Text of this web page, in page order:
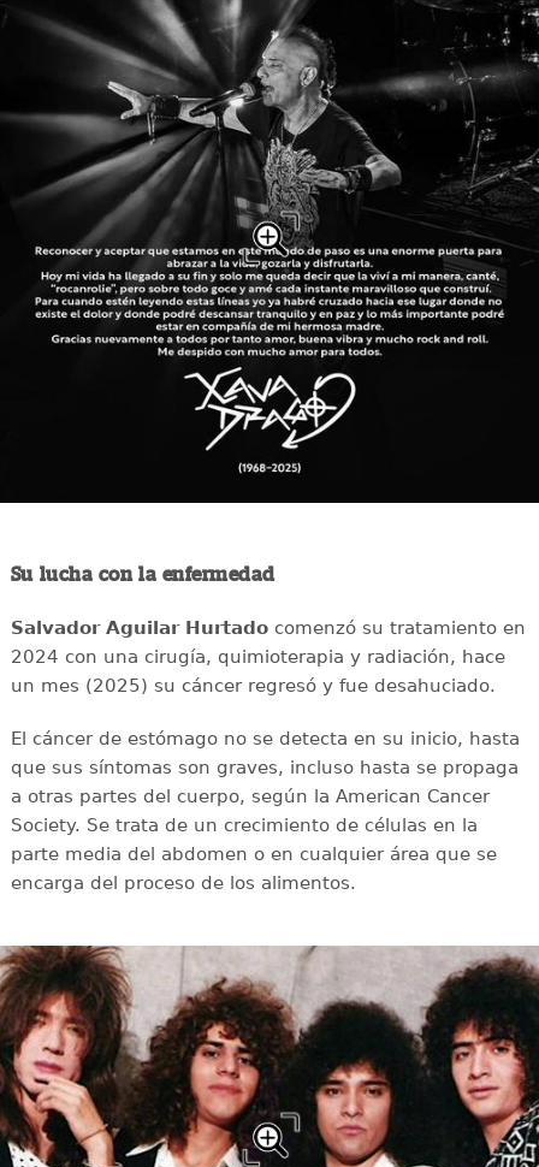
Su lucha con la enfermedad
Salvador Aguilar Hurtadocomenzó su tratamiento en
2024 con una cirugía, quimioterapia y radiación, hace
un mes (2025) su cáncer regresó y fue desahuciado.
El cáncer de estómago no se detecta en su inicio, hasta
que sus síntomas son graves, incluso hasta se propaga
a otras partes del cuerpo, según la American Cancer
Society. Se trata de un crecimiento de células en la
parte media del abdomen o en cualquier área que se
encarga del proceso de los alimentos.